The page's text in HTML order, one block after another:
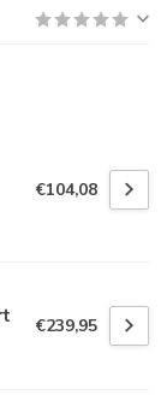
€104,08
€239,95